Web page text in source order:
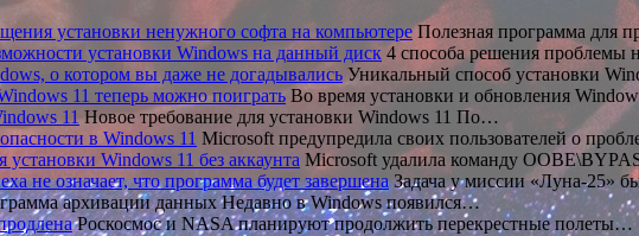
установки ненужного софта на компьютереПолезная программа для
установки Windows на данный диск 4 способа решения проблемы
о котором вы даже не догадывались Уникальный способ установки
11 теперь можно поиграть Во время установки и обновления
11Новое требование для установки Windows 11 По…
в Windows 11 Microsoft предупредила своих пользователей о
Windows 11 без аккаунта Microsoft удалила команду
не означает, что программа будет завершенаЗадача у миссии «Луна-25»
архивации данных Недавно в Windows появился…
Роскосмос и NASA планируют продолжить перекрестные полеты…